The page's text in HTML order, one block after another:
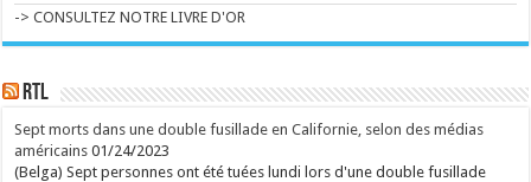
Ecrit le 07/08 14:25
Capuano et Kosky signent un Rossini brillamment
-> CONSULTEZ NOTRE LIVRE D'OR
RTL
Sept morts dans une double fusillade en Californie, selon des médias
américains 01/24/2023
(Belga) Sept personnes ont été tuées lundi lors d'une double fusillade